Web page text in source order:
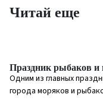
Читай еще
Праздник рыбаков и
Одним из главных
города моряков и